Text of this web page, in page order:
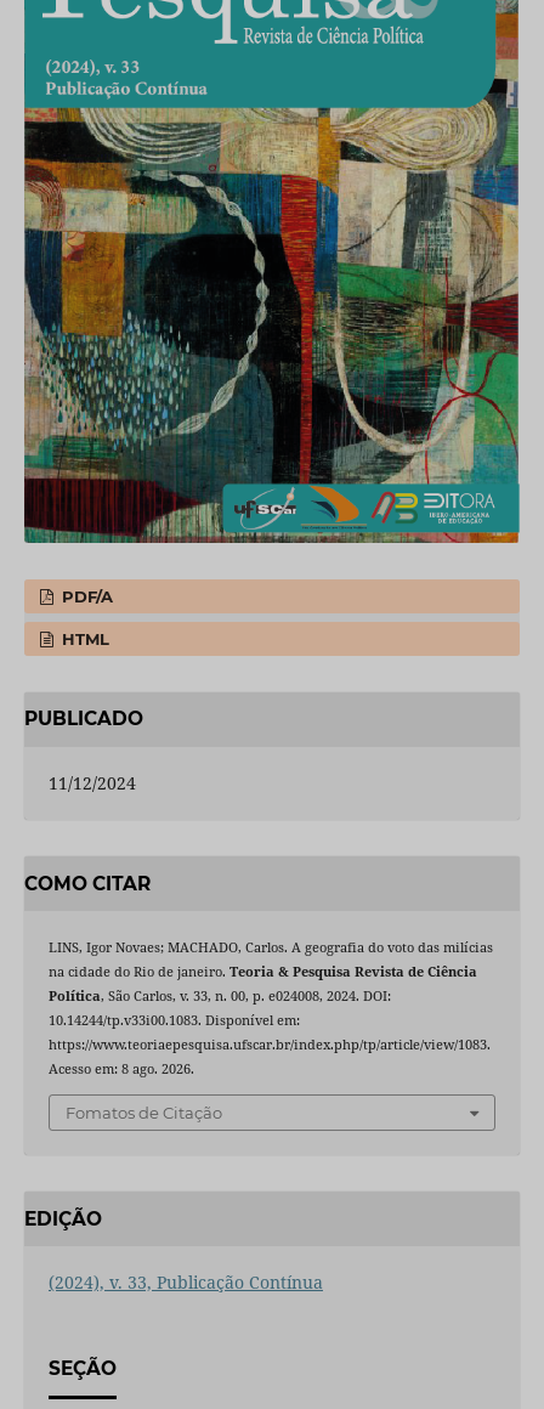
PDF/A
HTML
PUBLICADO
11/12/2024
COMO CITAR
LINS, Igor Novaes; MACHADO, Carlos. A geografia do voto das milícias
na cidade do Rio de janeiro. Teoria & Pesquisa Revista de Ciência
Política, São Carlos, v. 33, n. 00, p. e024008, 2024. DOI:
10.14244/tp.v33i00.1083. Disponível em:
https://www.teoriaepesquisa.ufscar.br/index.php/tp/article/view/1083.
Acesso em: 8 ago. 2026.
Fomatos de Citação
EDIÇÃO
(2024), v. 33, Publicação Contínua
SEÇÃO